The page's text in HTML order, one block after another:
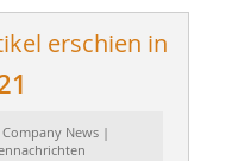
erschien in
News |